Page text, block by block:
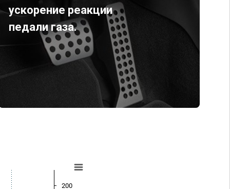
ускорение реакции
педали газа.
200